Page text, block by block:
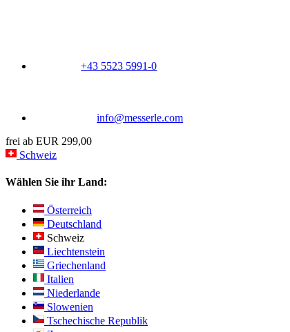
+43 5523 5991-0
info@messerle.com
frei ab EUR 299,00
Schweiz
Wählen Sie ihr Land:
Österreich
Deutschland
Schweiz
Liechtenstein
Griechenland
Italien
Niederlande
Slowenien
Tschechische Republik